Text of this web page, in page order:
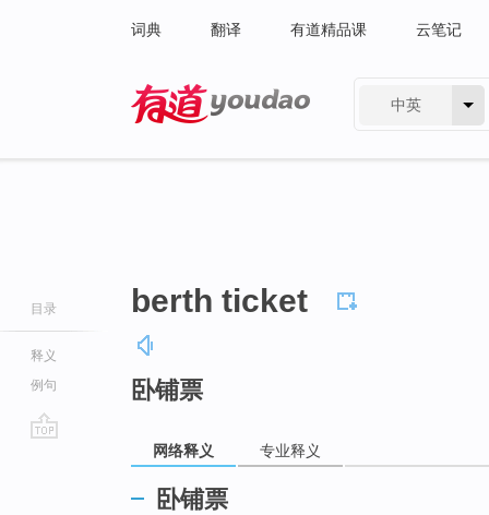
词典 翻译 有道精品课 云笔记
中英
目录
释义
例句
berth ticket
卧铺票
网络释义 专业释义
卧铺票